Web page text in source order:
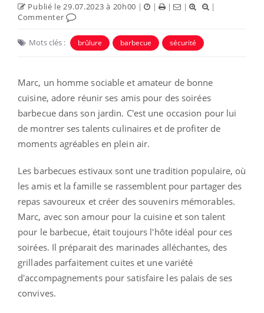
Publié le 29.07.2023 à 20h00 | | | |
|
Commenter
Mots clés : brûlure barbecue sécurité
Marc, un homme sociable et amateur de bonne
cuisine, adore réunir ses amis pour des soirées
barbecue dans son jardin. C'est une occasion pour lui
de montrer ses talents culinaires et de profiter de
moments agréables en plein air.
Les barbecues estivaux sont une tradition populaire, où
les amis et la famille se rassemblent pour partager des
repas savoureux et créer des souvenirs mémorables.
Marc, avec son amour pour la cuisine et son talent
pour le barbecue, était toujours l'hôte idéal pour ces
soirées. Il préparait des marinades alléchantes, des
grillades parfaitement cuites et une variété
d'accompagnements pour satisfaire les palais de ses
convives.